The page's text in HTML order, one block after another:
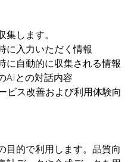
します。
に入力いただく情報
に自動的に収集される情報
AIとの対話内容
ビス改善および利用体験向
目的で利用します。品質向